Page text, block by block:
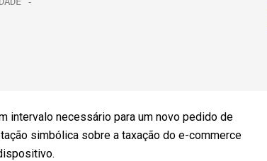
intervalo necessário para um novo pedido de
simbólica sobre a taxação do e-commerce